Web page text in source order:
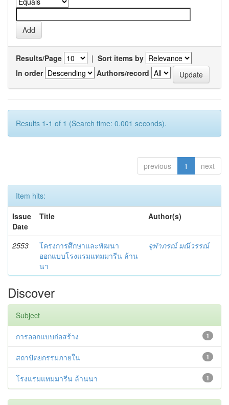
Results/Page | Sort items by
In order
Authors/record
Results 1-1 of 1 (Search time: 0.001 seconds).
previous 1 next
Item hits:
Issue
Date
Title Author(s)
2553
โครงการศึกษาและพัฒนา
ออกแบบโรงแรมแทมมารีน ล้าน
นา
จุฬาภรณ์ มณีวรรณ์
Discover
Subject
1
การออกแบบก่อสร้าง
1
สถาปัตยกรรมภายใน
1
โรงแรมแทมมารีน ล้านนา